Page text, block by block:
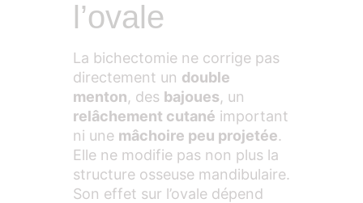
l’ovale
La bichectomie ne corrige pas
directement un double
menton, des bajoues, un
relâchement cutané important
ni une mâchoire peu projetée.
Elle ne modifie pas non plus la
structure osseuse mandibulaire.
Son effet sur l’ovale dépend